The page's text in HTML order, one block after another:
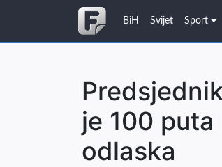
BiH Svijet Sport
je 100
odlaska